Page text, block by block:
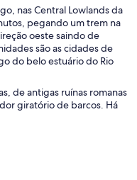
v
a
j
a
n
a
nas Central Lowlands da
pegando um trem na
oeste saindo de
são as cidades de
do belo estuário do Rio
de antigas ruínas romanas
giratório de barcos. Há